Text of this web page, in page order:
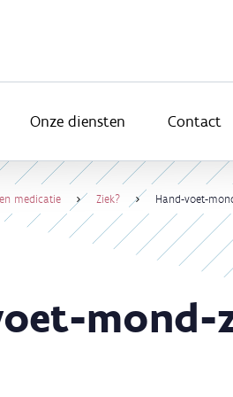
Onze diensten Contact
medicatie Ziek? Hand-voet-
mond-